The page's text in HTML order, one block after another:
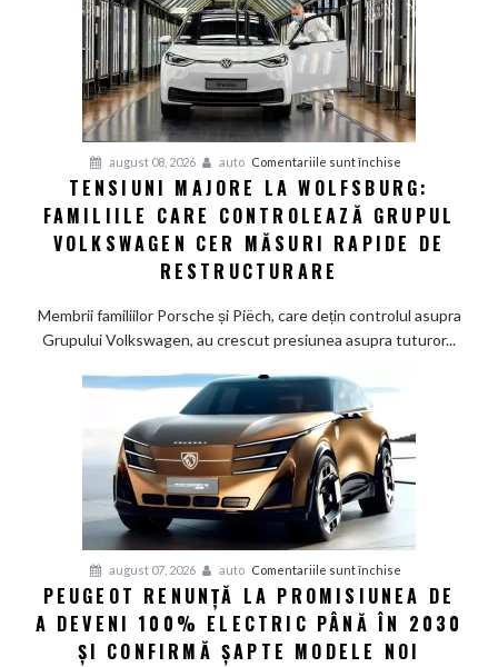
germani,
arată
un
studiu
recent
august 08, 2026 auto Comentariile sunt închise
Tensiuni
majore
la
care
măsuri
rapide
de
TENSIUNI MAJORE LA WOLFSBURG:
FAMILIILE CARE CONTROLEAZĂ GRUPUL
VOLKSWAGEN CER MĂSURI RAPIDE DE
RESTRUCTURARE
Membrii familiilor Porsche și Piëch, care dețin controlul asupra
Grupului Volkswagen, au crescut presiunea asupra tuturor...
august 07, 2026 auto Comentariile sunt închise
Peugeot
renunță
la
PEUGEOT RENUNȚĂ LA PROMISIUNEA DE
A DEVENI 100% ELECTRIC PÂNĂ ÎN 2030
ȘI CONFIRMĂ ȘAPTE MODELE NOI